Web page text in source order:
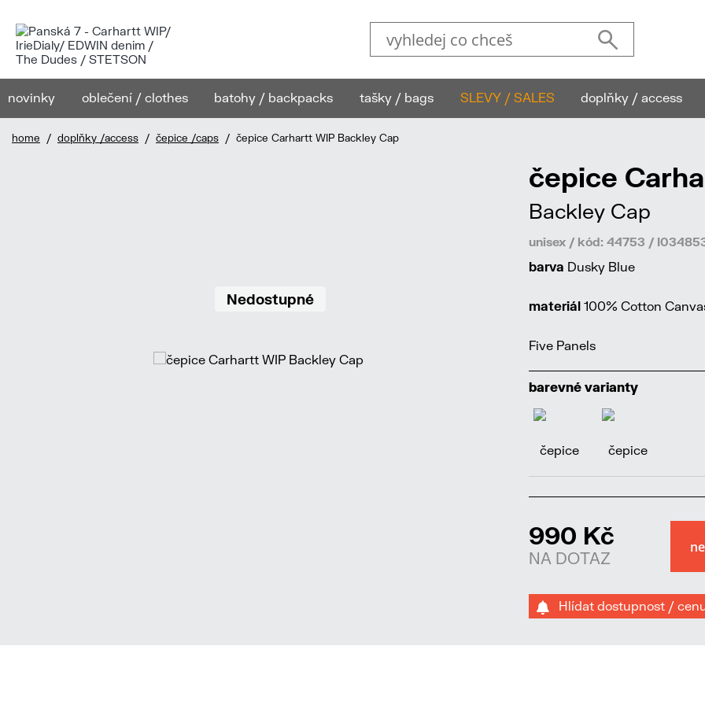
novinky oblečení / clothes batohy / backpacks tašky / bags SLEVY / SALES doplňky / access
home / doplňky /access / čepice /caps / čepice Carhartt WIP Backley Cap
Nedostupné
čepice
Backley Cap
unisex / kód: 44753 /
barva Dusky Blue
materiál 100% Cotton
Five Panels
barevné varianty
990 Kč
NA DOTAZ
Hlídat dostupnost /